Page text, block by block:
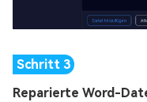
Reparierte Word-